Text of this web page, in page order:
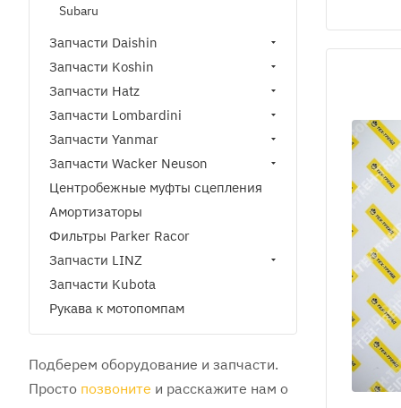
Subaru
Запчасти Daishin
Запчасти Koshin
Запчасти Hatz
Запчасти Lombardini
Запчасти Yanmar
Запчасти Wacker Neuson
Центробежные муфты сцепления
Амортизаторы
Фильтры Parker Racor
Запчасти LINZ
Запчасти Kubota
Рукава к мотопомпам
Подберем оборудование и запчасти.
Просто позвоните и расскажите нам о